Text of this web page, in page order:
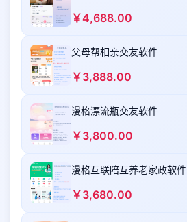
￥4,688.00
父母帮相亲交友软件
￥3,888.00
漫格漂流瓶交友软件
￥3,800.00
漫格互联陪互养老家政软件
￥3,680.00